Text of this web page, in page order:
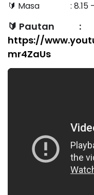
🔰 Masa : 8.15
🔰 Pautan :
https://
mr4ZaUs